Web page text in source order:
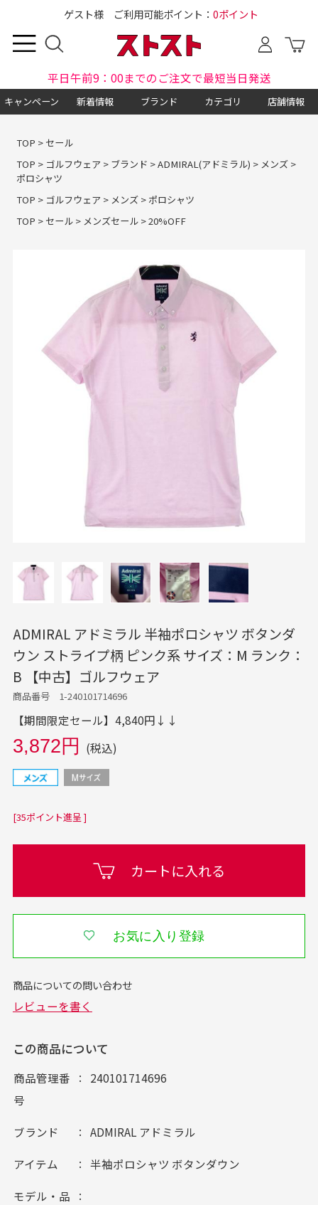
ゲスト様 ご利用可能ポイント： 0ポイント
平日午前9：00までのご注文で最短当日発送
キャンペーン 新着情報 ブランド カテゴリ 店舗情報
TOP > セール
TOP > ゴルフウェア > ブランド >ADMIRAL(アドミラル) > メンズ>
ポロシャツ
TOP > ゴルフウェア > メンズ> ポロシャツ
TOP > セール> メンズセール>20%OFF
ADMIRAL アドミラル 半袖ポロシャツ ボタンダ
ウン ストライプ柄 ピンク系 サイズ：M ランク：
B 【中古】ゴルフウェア
商品番号 1-240101714696
【期間限定セール】4,840円↓↓
3,872円 (税込)
[35ポイント進呈 ]
カートに入れる
お気に入り登録
この商品について
商品管理番
号
240101714696
ブランド ADMIRAL アドミラル
アイテム 半袖ポロシャツ ボタンダウン
モデル・品